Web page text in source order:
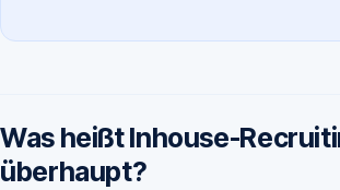
Was heißt Inhouse-
überhaupt?